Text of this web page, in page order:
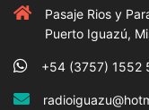
Pasaje Rios y
Puerto Iguazú,
+54 (3757) 1552